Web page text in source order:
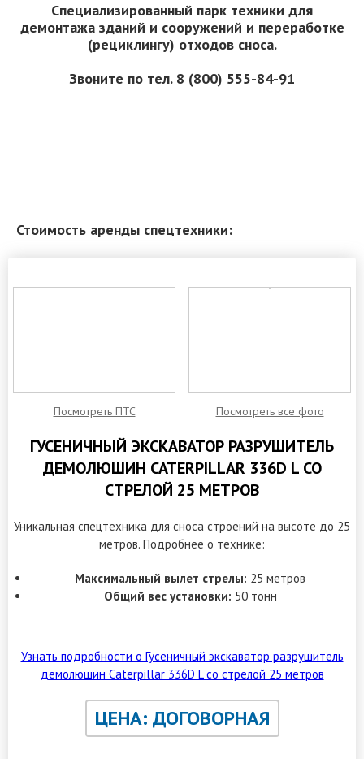
Специализированный парк техники для
демонтажа зданий и сооружений и переработке
(рециклингу) отходов сноса.
Звоните по тел. 8 (800) 555-84-91
Стоимость аренды спецтехники:
Посмотреть ПТС Посмотреть все фото
ГУСЕНИЧНЫЙ ЭКСКАВАТОР РАЗРУШИТЕЛЬ
ДЕМОЛЮШИН CATERPILLAR 336D L СО
СТРЕЛОЙ 25 МЕТРОВ
Уникальная спецтехника для сноса строений на высоте до 25
метров. Подробнее о технике:
Максимальный вылет стрелы: 25 метров
Общий вес установки: 50 тонн
Узнать подробности о Гусеничный экскаватор разрушитель
демолюшин Caterpillar 336D L со стрелой 25 метров
ЦЕНА: ДОГОВОРНАЯ